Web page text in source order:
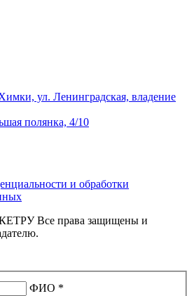
ул. Ленинградская, владение
полянка, 4/10
и обработки
Все права защищены и
ФИО *